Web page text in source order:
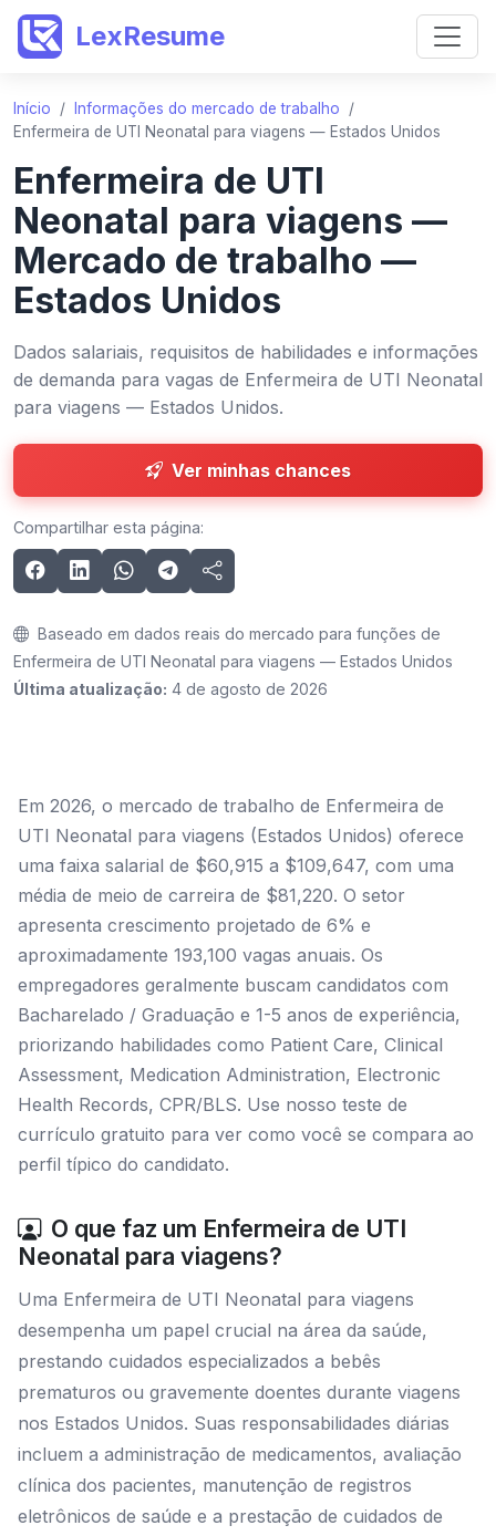
LexResume
Início / Informações do mercado de trabalho
/
Enfermeira de UTI Neonatal para viagens — Estados Unidos
Enfermeira de UTI
Neonatal para viagens —
Mercado de trabalho —
Estados Unidos
Dados salariais, requisitos de habilidades e informações
de demanda para vagas de Enfermeira de UTI Neonatal
para viagens — Estados Unidos.
Ver minhas chances
Compartilhar esta página:
Baseado em dados reais do mercado para funções de
Enfermeira de UTI Neonatal para viagens — Estados Unidos
Última atualização: 4 de agosto de 2026
Em 2026, o mercado de trabalho de Enfermeira de
UTI Neonatal para viagens (Estados Unidos) oferece
uma faixa salarial de $60,915 a $109,647, com uma
média de meio de carreira de $81,220. O setor
apresenta crescimento projetado de 6% e
aproximadamente 193,100 vagas anuais. Os
empregadores geralmente buscam candidatos com
Bacharelado / Graduação e 1-5 anos de experiência,
priorizando habilidades como Patient Care, Clinical
Assessment, Medication Administration, Electronic
Health Records, CPR/BLS. Use nosso teste de
currículo gratuito para ver como você se compara ao
perfil típico do candidato.
O que faz um Enfermeira de UTI
Neonatal para viagens?
Uma Enfermeira de UTI Neonatal para viagens
desempenha um papel crucial na área da saúde,
prestando cuidados especializados a bebês
prematuros ou gravemente doentes durante viagens
nos Estados Unidos. Suas responsabilidades diárias
incluem a administração de medicamentos, avaliação
clínica dos pacientes, manutenção de registros
eletrônicos de saúde e a prestação de cuidados de